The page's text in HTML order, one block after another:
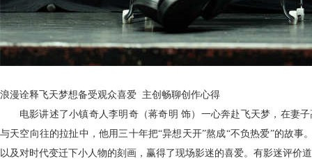
浪漫诠释飞天梦想备受观众喜爱 主创畅聊创作心得
电影讲述了小镇奇人李明奇（蒋奇明 饰）一心奔赴飞天梦，在妻
与天空向往的拉扯中， 他用三十年把“异想天开”熬成“不负热爱”的故事
以及对时代变迁下小人物的刻画，赢得了现场影迷的喜爱。有影迷评价